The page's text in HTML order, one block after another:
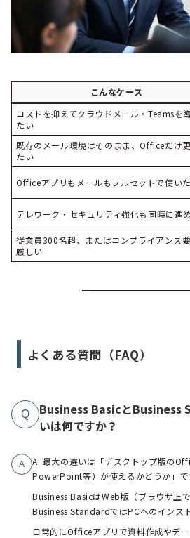
こんなケース
コストを抑えてクラウドメール・Teamsを
たい
既存のメール環境はそのまま、Officeだけ
たい
Officeアプリもメールもフルセットで使い
テレワーク・セキュリティ強化も同時に進
従業員300名超、またはコンプライアンス
厳しい
よくある質問（FAQ）
Q
Business BasicとBusiness
いは何ですか？
A
A. 最大の違いは「デスクトップ版の
PowerPoint等）が使えるかどうか」で
Business BasicはWeb版（ブラウザ上
Business StandardではPCへのインス
日常的にOfficeアプリで資料作成やデー